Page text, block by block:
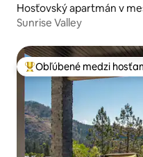
Hosťovský apartmán v
Sunrise Valley
Najobľúbenejšie medzi
Obľúbené medzi